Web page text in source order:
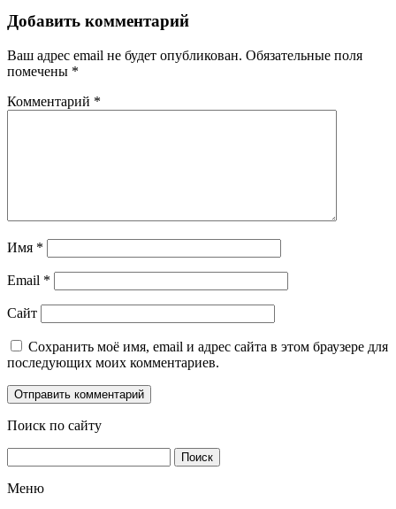
Добавить комментарий
Ваш адрес email не будет опубликован. Обязательные поля
помечены *
Комментарий *
Имя *
Email *
Сайт
Сохранить моё имя, email и адрес сайта в этом браузере для
последующих моих комментариев.
Поиск по сайту
Меню